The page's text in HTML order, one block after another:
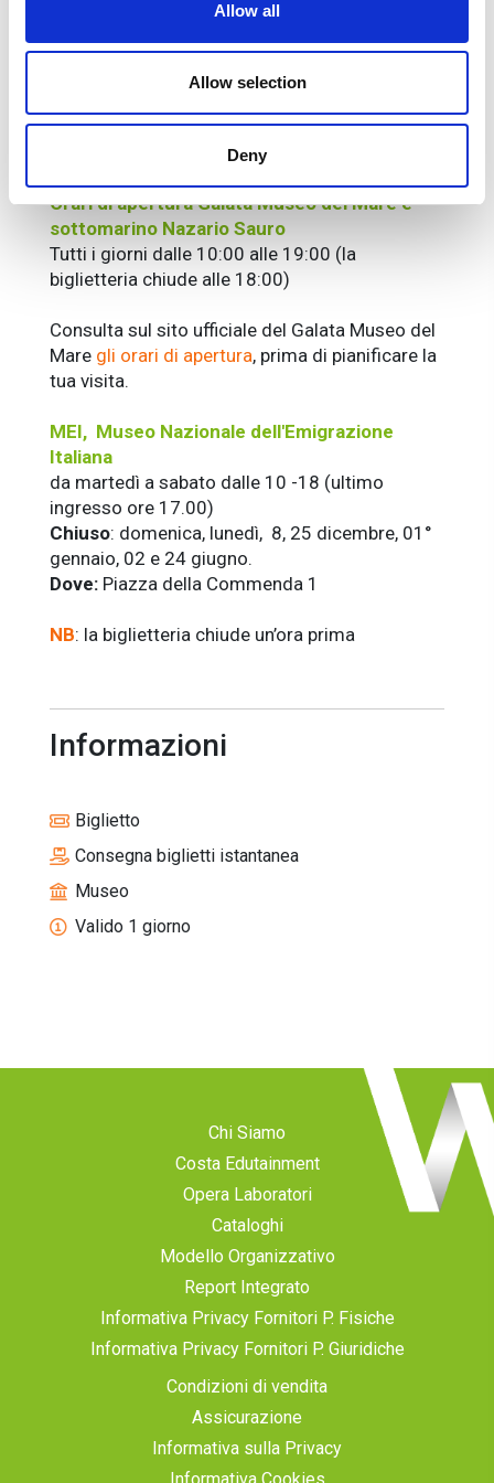
Allow all
Allow selection
Deny
Tutto quanto non espressamente indicato in " la
quota comprende"
Orari di apertura Galata Museo del Mare e
sottomarino Nazario Sauro
Tutti i giorni dalle 10:00 alle 19:00 (la
biglietteria chiude alle 18:00)
Consulta sul sito ufficiale del Galata Museo del
Mare gli orari di apertura, prima di pianificare la
tua visita.
MEI, Museo Nazionale dell'Emigrazione
Italiana
da martedì a sabato dalle 10 -18 (ultimo
ingresso ore 17.00)
Chiuso: domenica, lunedì, 8, 25 dicembre, 01°
gennaio, 02 e 24 giugno.
Dove: Piazza della Commenda 1
NB: la biglietteria chiude un’ora prima
Informazioni
Biglietto
Consegna biglietti istantanea
Museo
Valido 1 giorno
Chi Siamo
Costa Edutainment
Opera Laboratori
Cataloghi
Modello Organizzativo
Report Integrato
Informativa Privacy Fornitori P. Fisiche
Informativa Privacy Fornitori P. Giuridiche
Condizioni di vendita
Assicurazione
Informativa sulla Privacy